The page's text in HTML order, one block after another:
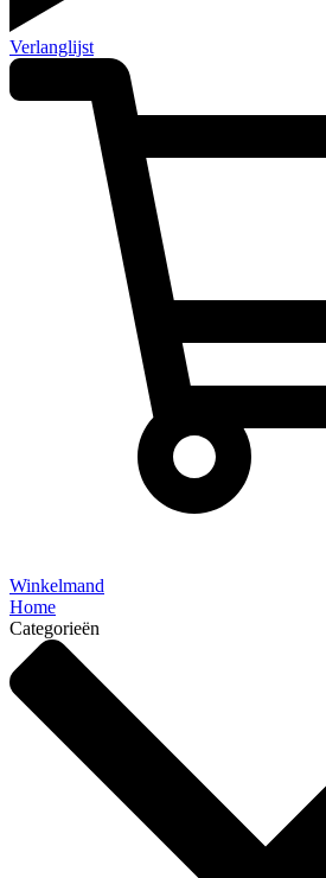
Verlanglijst
Winkelmand
Home
Categorieën